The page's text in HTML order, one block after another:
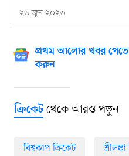
২৬ জুন ২০২৩
প্রথম আলোর খবর
করুন
ক্রিকেটথেকে আরও পড়ুন
বিশ্বকাপ ক্রিকেট